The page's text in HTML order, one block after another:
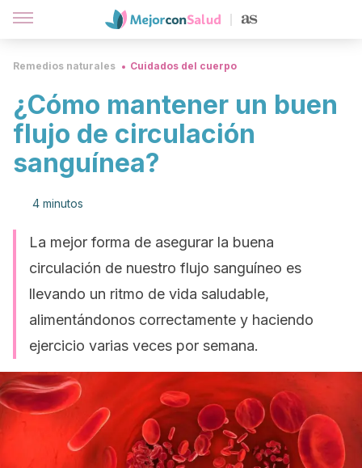
Remedios naturales Cuidados del cuerpo
¿Cómo mantener un buen
flujo de circulación
sanguínea?
4 minutos
La mejor forma de asegurar la buena
circulación de nuestro flujo sanguíneo es
llevando un ritmo de vida saludable,
alimentándonos correctamente y haciendo
ejercicio varias veces por semana.